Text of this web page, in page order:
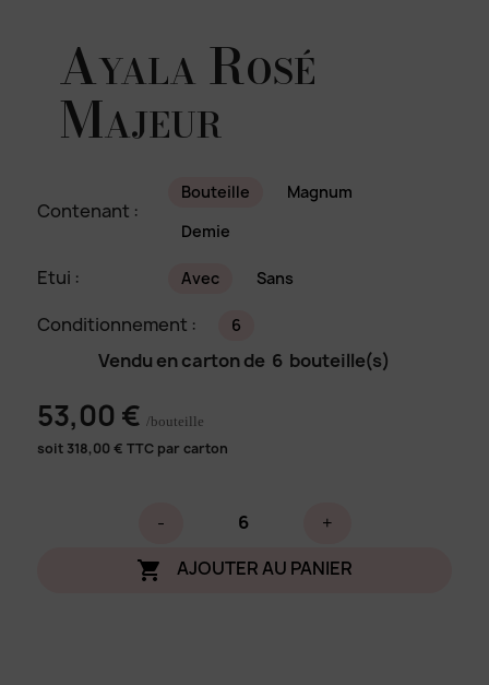
Ayala Rosé
Majeur
Contenant :
Bouteille
Magnum
Demie
Etui : Avec Sans
Conditionnement : 6
Vendu en carton de 6 bouteille(s)
53,00 € /bouteille
soit 318,00 € TTC par carton
- +
 AJOUTER AU PANIER